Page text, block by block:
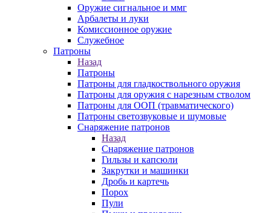
Оружие сигнальное и ммг
Арбалеты и луки
Комиссионное оружие
Служебное
Патроны
Назад
Патроны
Патроны для гладкоствольного оружия
Патроны для оружия с нарезным стволом
Патроны для ООП (травматического)
Патроны светозвуковые и шумовые
Снаряжение патронов
Назад
Снаряжение патронов
Гильзы и капсюли
Закрутки и машинки
Дробь и картечь
Порох
Пули